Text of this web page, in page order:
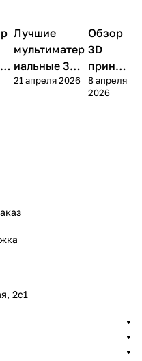
3D принтеры
Лучшие
мультиматер
иальные 3D
принтеры на
21 апреля 2026
3D
Обзор
3D
принте
ра
FlashF
8 апреля
2026
2с1